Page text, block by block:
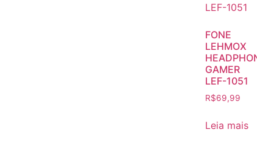
FONE
LEHMOX
GAMER
LEF-1051
R$69,99
Leia mais